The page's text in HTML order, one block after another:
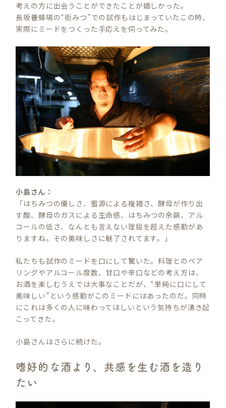
考えの方に出会うことができたことが嬉しかった。
長坂養蜂場の“街みつ”での試作もはじまっていたこの時、
実際にミードをつくった手応えを伺ってみた。
小島さん：
「はちみつの優しさ、蜜源による複雑さ、酵母が作り出
す酸、酵母のガスによる生命感、はちみつの余韻、アル
コールの低さ、なんとも言えない理屈を超えた感動があ
りますね。その美味しさに魅了されてます。」
私たちも試作のミードを口にして驚いた。料理とのペア
リングやアルコール度数、甘口や辛口などの考え方は、
お酒を楽しむうえでは大事なことだが、“単純に口にして
美味しい”という感動がこのミードにはあったのだ。同時
にこれは多くの人に味わってほしいという気持ちが湧き起
こってきた。
小島さんはさらに続けた。
嗜好的な酒より、共感を生む酒を造り
たい